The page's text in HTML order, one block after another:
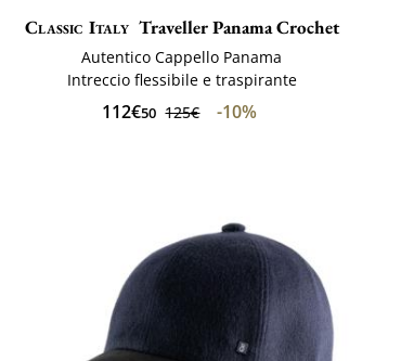
Classic Italy Traveller Panama Crochet
Autentico Cappello Panama
Intreccio flessibile e traspirante
112€50 125€ -10%